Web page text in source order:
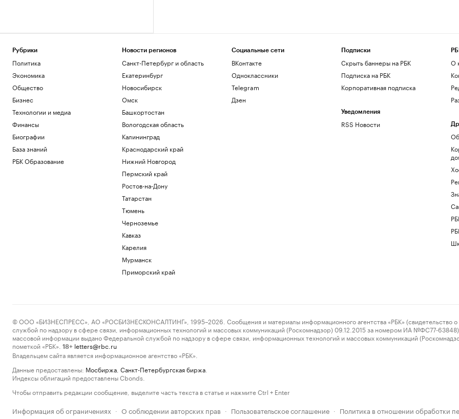
Рубрики
Политика
Экономика
Общество
Бизнес
Технологии и медиа
Финансы
Биографии
База знаний
РБК Образование
Новости регионов
Санкт-Петербург и область
Екатеринбург
Новосибирск
Омск
Башкортостан
Вологодская область
Калининград
Краснодарский край
Нижний Новгород
Пермский край
Ростов-на-Дону
Татарстан
Тюмень
Черноземье
Кавказ
Карелия
Мурманск
Приморский край
Социальные сети
ВКонтакте
Одноклассники
Telegram
Дзен
Подписки
Скрыть баннеры на РБК
Подписка на РБК
Корпоративная подписка
Уведомления
RSS Новости
О
© ООО «БИЗНЕСПРЕСС», АО «РОСБИЗНЕСКОНСАЛТИНГ», 1995–2026. Сообщения и материалы информационного агентства «РБК» (свидетельство о
службой по надзору в сфере связи, информационных технологий и массовых коммуникаций (Роскомнадзор) 09.12.2015 за номером ИА №ФС77-63848)
массовой информации выдано Федеральной службой по надзору в сфере связи, информационных технологий и массовых коммуникаций
пометкой «РБК».
18+ letters@rbc.ru
Владельцем сайта является информационное агентство «РБК».
Данные предоставлены: Мосбиржа Санкт-Петербургская биржа
Индексы облигаций предоставлены Cbonds.
Чтобы отправить редакции сообщение, выделите часть текста в статье и нажмите Ctrl + Enter
Информация об ограничениях · О соблюдении авторских прав · Пользовательское соглашение · Политика в отношении обработки